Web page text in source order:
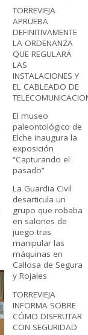
TORREVIEJA
APRUEBA
DEFINITIVAMENTE
LA ORDENANZA
QUE REGULARÁ
LAS
INSTALACIONES Y
EL CABLEADO DE
El museo
paleontológico de
Elche inaugura la
exposición
“Capturando el
pasado”
La Guardia Civil
desarticula un
grupo que robaba
en salones de
juego tras
manipular las
máquinas en
Callosa de Segura
y Rojales
TORREVIEJA
INFORMA SOBRE
CÓMO DISFRUTAR
CON SEGURIDAD